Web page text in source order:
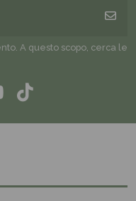
A questo scopo, cerca le